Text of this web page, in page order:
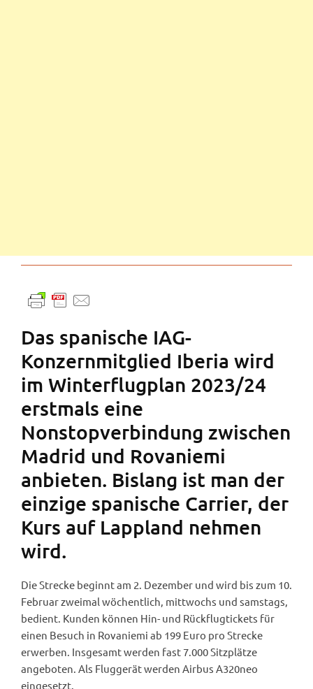
Das spanische IAG-
Konzernmitglied Iberia wird
im Winterflugplan 2023/24
erstmals eine
Nonstopverbindung zwischen
Madrid und Rovaniemi
anbieten. Bislang ist man der
einzige spanische Carrier, der
Kurs auf Lappland nehmen
wird.
Die Strecke beginnt am 2. Dezember und wird bis zum 10.
Februar zweimal wöchentlich, mittwochs und samstags,
bedient. Kunden können Hin- und Rückflugtickets für
einen Besuch in Rovaniemi ab 199 Euro pro Strecke
erwerben. Insgesamt werden fast 7.000 Sitzplätze
angeboten. Als Fluggerät werden Airbus A320neo
eingesetzt.